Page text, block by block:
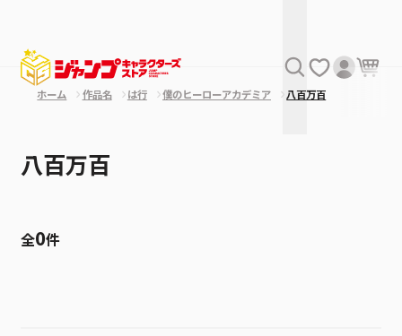
ホーム 作品名 は行 僕のヒーローアカデミア 八百万百
八百万百
全0件